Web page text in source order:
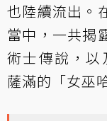
也陸續流出。
當中，一共揭
術士傳說，
薩滿的「女巫